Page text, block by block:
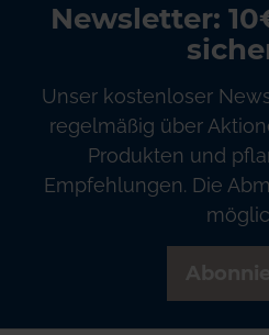
Newsletter:
Unser kostenloser
regelmäßig über
Produkten und
Empfehlungen. Die